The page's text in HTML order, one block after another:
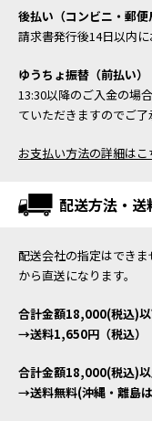
後払い（コンビニ・郵便
請求書発行後14日以内に
ゆうちょ振替（前払い）
13:30以降のご入金の場
ていただきますのでご了
お支払い方法の詳細はこ
配送方法・送
配送会社の指定はでき
から直送になります。
合計金額18,000(税込)
→送料1,650円（税込）
合計金額18,000(税込)
→送料無料(沖縄・離島